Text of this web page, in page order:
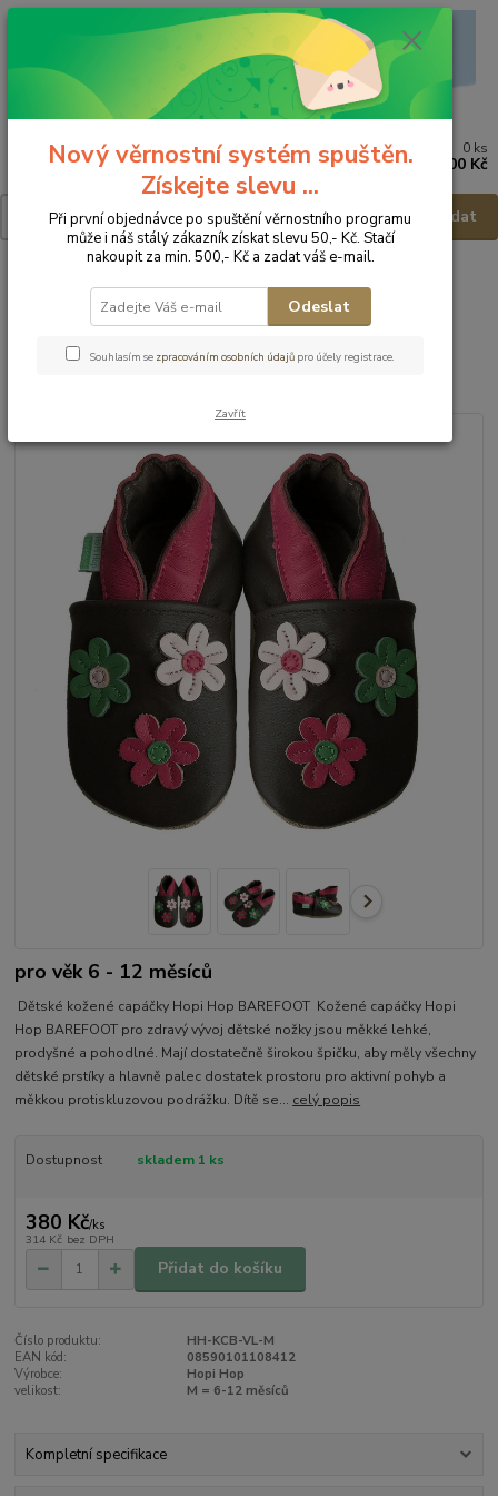
Menu
Hledat
0 ks
0,00 Kč
Večerní louka - vel.M
Hopi Hop Kožené barefoot
capáčky Večerní louka - vel.M
pro věk 6 - 12 měsíců
Dětské kožené capáčky Hopi Hop BAREFOOT Kožené capáčky Hopi
Hop BAREFOOT pro zdravý vývoj dětské nožky jsou měkké lehké,
prodyšné a pohodlné. Mají dostatečně širokou špičku, aby měly všechny
dětské prstíky a hlavně palec dostatek prostoru pro aktivní pohyb a
měkkou protiskluzovou podrážku. Dítě se... celý popis
Dostupnost skladem 1 ks
380 Kč/ks
314 Kč bez DPH
Přidat do košíku
Číslo produktu:
HH-KCB-VL-M
EAN kód:
08590101108412
Výrobce:
Hopi Hop
velikost:
M = 6-12 měsíců
Kompletní specifikace
Nový věrnostní systém spuštěn.
Získejte slevu ...
Při první objednávce po spuštění věrnostního programu
může i náš stálý zákazník získat slevu 50,- Kč. Stačí
nakoupit za min. 500,- Kč a zadat váš e-mail.
Odeslat
Souhlasím se zpracováním osobních údajů pro účely registrace.
Zavřít